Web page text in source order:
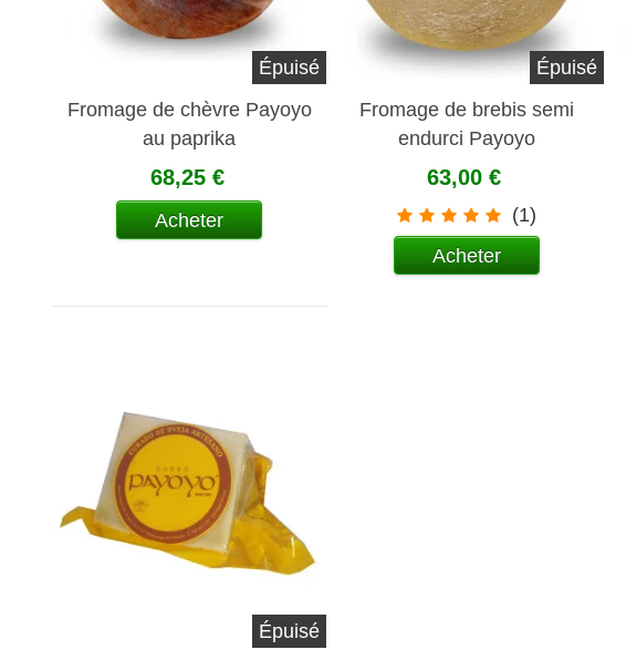
Épuisé
Fromage de chèvre Payoyo
au paprika
68,25 €
Acheter
Épuisé
Fromage de brebis semi
endurci Payoyo
63,00 €
(1)
Acheter
Épuisé